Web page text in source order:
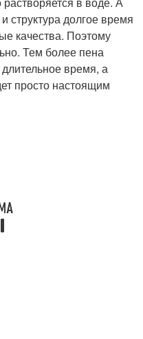
структура долгое время
качества. Поэтому
Тем более пена
время, а
просто настоящим